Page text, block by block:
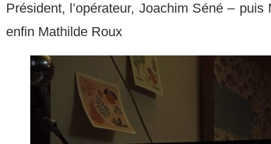
Président, l’opérateur, Joachim Séné –
enfin Mathilde Roux